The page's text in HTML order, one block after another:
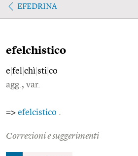
EFEDRINA
efelchistico
e fel chì sti co
agg., var.
=> efelcistico
Correzioni e suggerimenti